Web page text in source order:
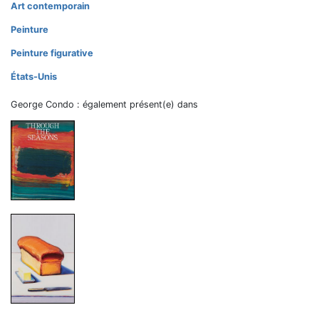
Art contemporain
Peinture
Peinture figurative
États-Unis
George Condo : également présent(e) dans